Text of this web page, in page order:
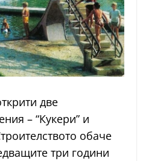
две
– “Кукери” и
обаче
три години